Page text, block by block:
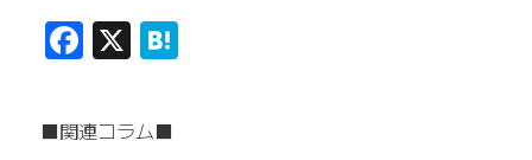
Facebook
X Hatena
■関連コラム■